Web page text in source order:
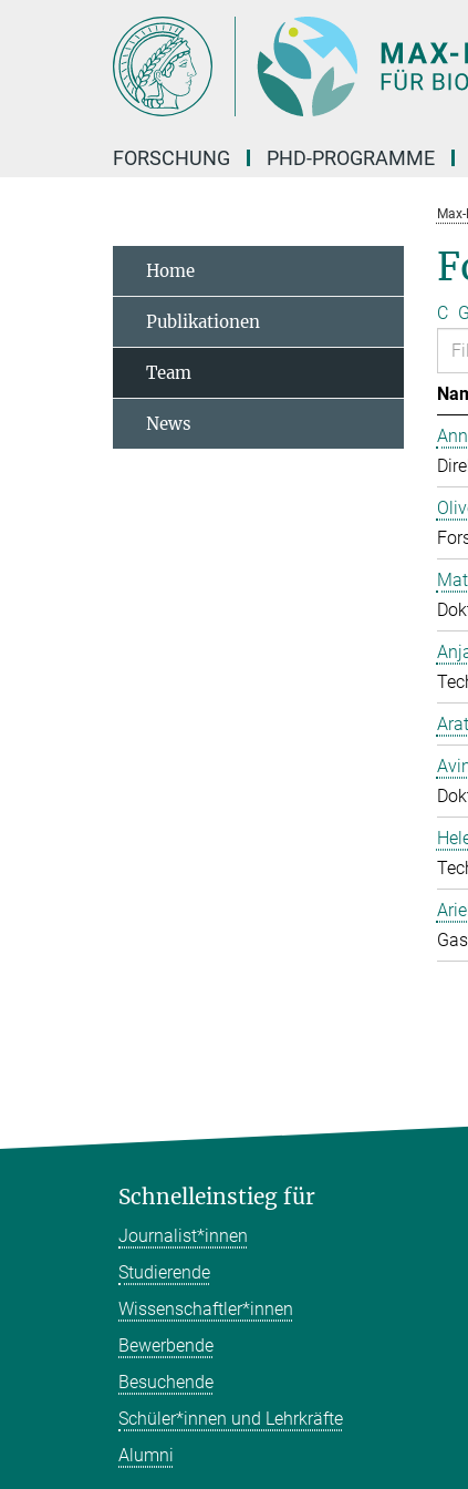
FORSCHUNG PHD-PROGRAMME
C G
Home
Publikationen
Team
News
Schnelleinstieg für
Journalist*innen
Studierende
Wissenschaftler*innen
Bewerbende
Besuchende
Schüler*innen und Lehrkräfte
Alumni